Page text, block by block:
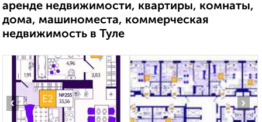
аренде недвижимости, квартиры, комнаты,
дома, машиноместа, коммерческая
недвижимость в Туле
‹ ›